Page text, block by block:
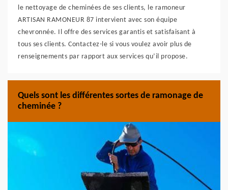
le nettoyage de cheminées de ses clients, le ramoneur
ARTISAN RAMONEUR 87 intervient avec son équipe
chevronnée. Il offre des services garantis et satisfaisant à
tous ses clients. Contactez-le si vous voulez avoir plus de
renseignements par rapport aux services qu’il propose.
Quels sont les différentes sortes de ramonage de
cheminée ?